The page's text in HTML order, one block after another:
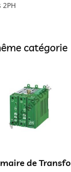
2PH
catégorie
de Transfo